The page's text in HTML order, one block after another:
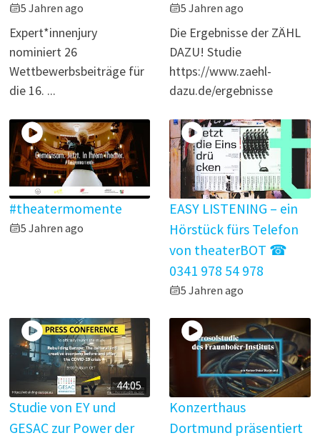
5 Jahren ago
Expert*innenjury
nominiert 26
Wettbewerbsbeiträge für
die 16. ...
5 Jahren ago
Die Ergebnisse der ZÄHL
DAZU! Studie
https://www.zaehl-
dazu.de/ergebnisse
#theatermomente
5 Jahren ago
EASY LISTENING – ein
Hörstück fürs Telefon
von theaterBOT ☎
0341 978 54 978
5 Jahren ago
44:05
Studie von EY und
GESAC zur Power der
Konzerthaus
Dortmund präsentiert